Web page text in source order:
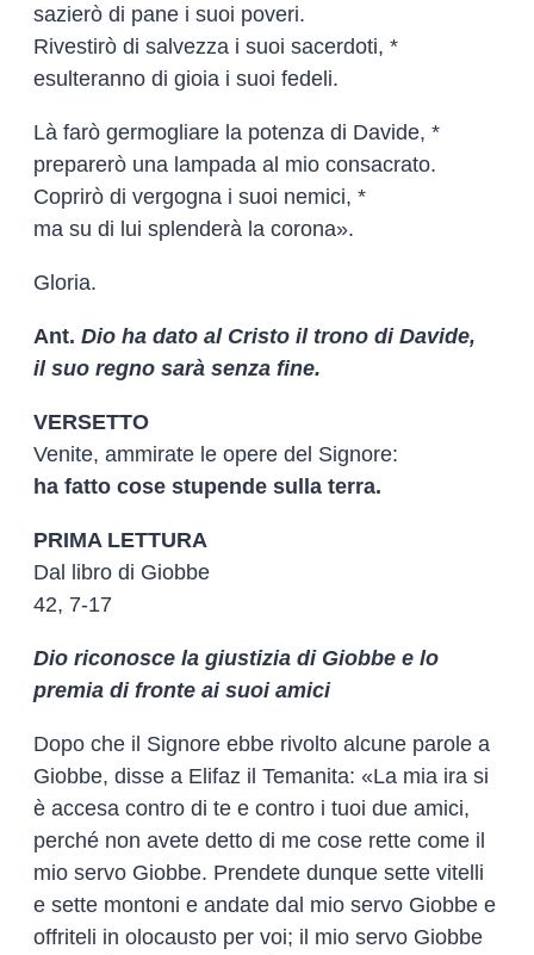
sazierò di pane i suoi poveri.
Rivestirò di salvezza i suoi sacerdoti, *
esulteranno di gioia i suoi fedeli.
Là farò germogliare la potenza di Davide, *
preparerò una lampada al mio consacrato.
Coprirò di vergogna i suoi nemici, *
ma su di lui splenderà la corona».
Gloria.
Ant. Dio ha dato al Cristo il trono di Davide,
il suo regno sarà senza fine.
VERSETTO
Venite, ammirate le opere del Signore:
ha fatto cose stupende sulla terra.
PRIMA LETTURA
Dal libro di Giobbe
42, 7-17
Dio riconosce la giustizia di Giobbe e lo
premia di fronte ai suoi amici
Dopo che il Signore ebbe rivolto alcune parole a
Giobbe, disse a Elifaz il Temanita: «La mia ira si
è accesa contro di te e contro i tuoi due amici,
perché non avete detto di me cose rette come il
mio servo Giobbe. Prendete dunque sette vitelli
e sette montoni e andate dal mio servo Giobbe e
offriteli in olocausto per voi; il mio servo Giobbe